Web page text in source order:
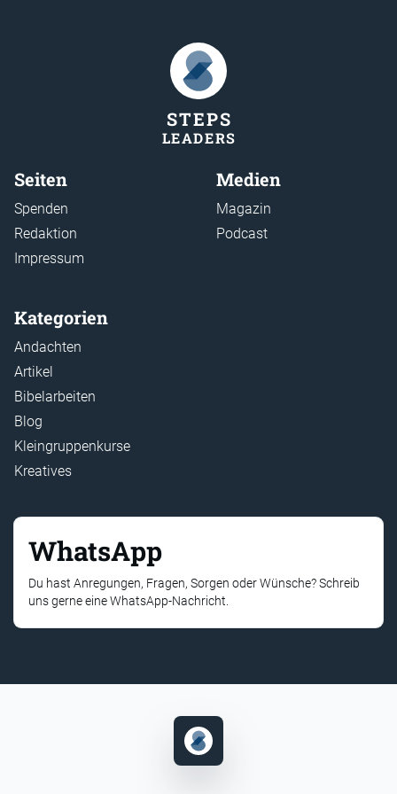
STEPS
LEADERS
Seiten
Spenden
Redaktion
Impressum
Medien
Magazin
Podcast
Kategorien
Andachten
Artikel
Bibelarbeiten
Blog
Kleingruppenkurse
Kreatives
WhatsApp
Du hast Anregungen, Fragen, Sorgen oder Wünsche? Schreib
uns gerne eine WhatsApp-Nachricht.